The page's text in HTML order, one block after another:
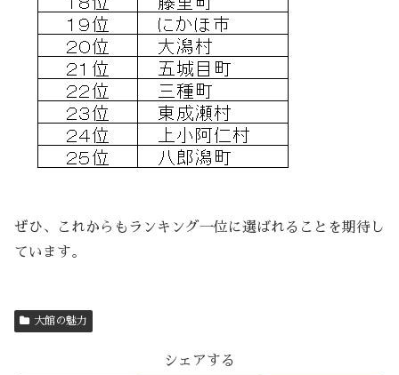
ぜひ、これからもランキング一位に選ばれることを期待し
ています。
大館の魅力
シェアする